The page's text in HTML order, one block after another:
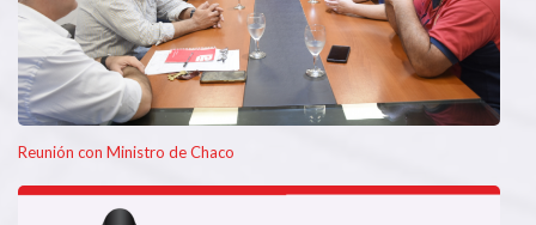
Reunión con Ministro de Chaco